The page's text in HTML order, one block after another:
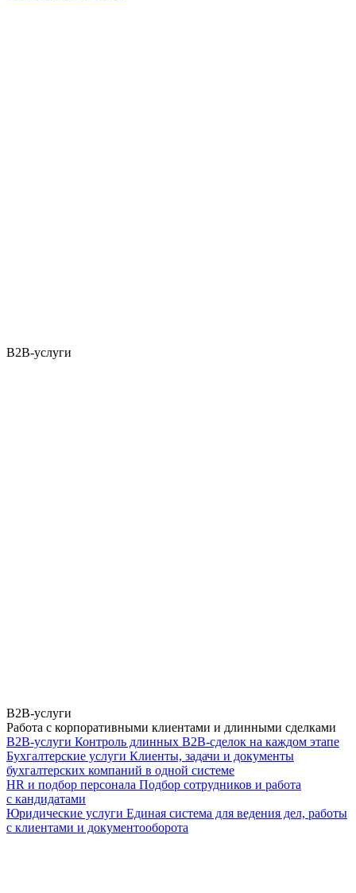
B2B-услуги
B2B-услуги
Работа с корпоративными клиентами и длинными сделками
B2B-услуги Контроль длинных B2B-сделок на каждом этапе
Бухгалтерские услуги Клиенты, задачи и документы
бухгалтерских компаний в одной системе
HR и подбор персонала Подбор сотрудников и работа
с кандидатами
Юридические услуги Единая система для ведения дел, работы
с клиентами и документооборота